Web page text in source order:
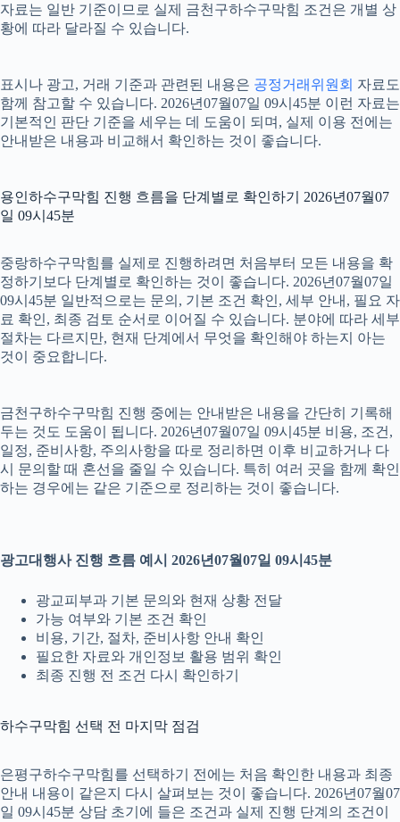
자료는 일반 기준이므로 실제 금천구하수구막힘 조건은 개별 상
황에 따라 달라질 수 있습니다.
표시나 광고, 거래 기준과 관련된 내용은 공정거래위원회 자료도
함께 참고할 수 있습니다. 2026년07월07일 09시45분 이런 자료는
기본적인 판단 기준을 세우는 데 도움이 되며, 실제 이용 전에는
안내받은 내용과 비교해서 확인하는 것이 좋습니다.
용인하수구막힘 진행 흐름을 단계별로 확인하기 2026년07월07
일 09시45분
중랑하수구막힘를 실제로 진행하려면 처음부터 모든 내용을 확
정하기보다 단계별로 확인하는 것이 좋습니다. 2026년07월07일
09시45분 일반적으로는 문의, 기본 조건 확인, 세부 안내, 필요 자
료 확인, 최종 검토 순서로 이어질 수 있습니다. 분야에 따라 세부
절차는 다르지만, 현재 단계에서 무엇을 확인해야 하는지 아는
것이 중요합니다.
금천구하수구막힘 진행 중에는 안내받은 내용을 간단히 기록해
두는 것도 도움이 됩니다. 2026년07월07일 09시45분 비용, 조건,
일정, 준비사항, 주의사항을 따로 정리하면 이후 비교하거나 다
시 문의할 때 혼선을 줄일 수 있습니다. 특히 여러 곳을 함께 확인
하는 경우에는 같은 기준으로 정리하는 것이 좋습니다.
광고대행사 진행 흐름 예시 2026년07월07일 09시45분
광교피부과 기본 문의와 현재 상황 전달
가능 여부와 기본 조건 확인
비용, 기간, 절차, 준비사항 안내 확인
필요한 자료와 개인정보 활용 범위 확인
최종 진행 전 조건 다시 확인하기
하수구막힘 선택 전 마지막 점검
은평구하수구막힘를 선택하기 전에는 처음 확인한 내용과 최종
안내 내용이 같은지 다시 살펴보는 것이 좋습니다. 2026년07월07
일 09시45분 상담 초기에 들은 조건과 실제 진행 단계의 조건이